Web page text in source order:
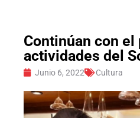
Continúan con el
actividades del
Junio 6, 2022 Cultura